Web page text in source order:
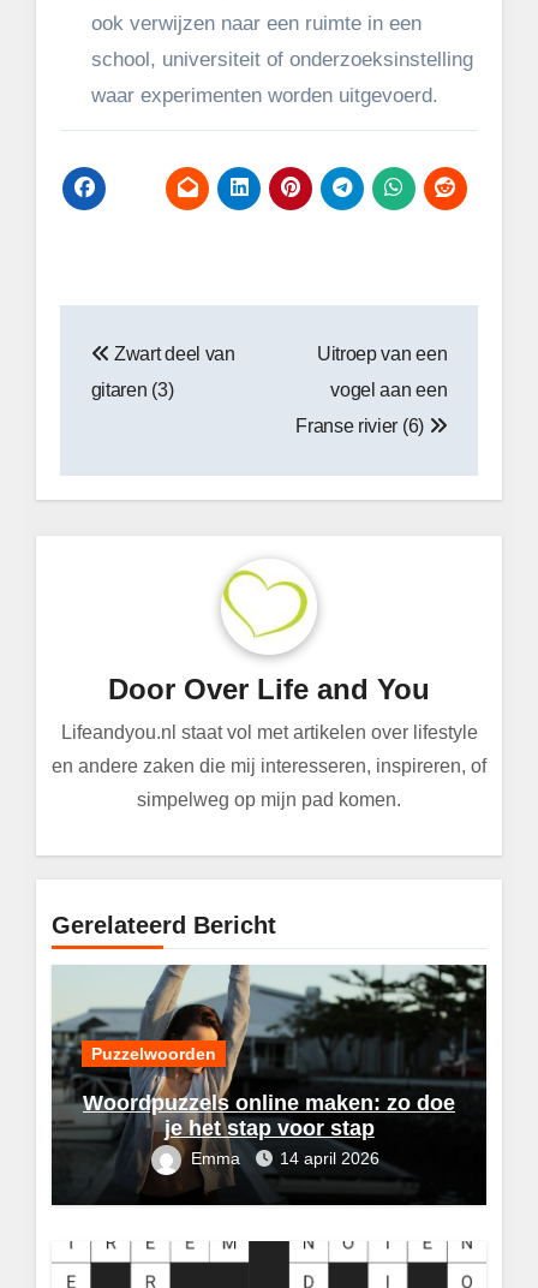
ook verwijzen naar een ruimte in een
school, universiteit of onderzoeksinstelling
waar experimenten worden uitgevoerd.
navigatie
Zwart deel van
gitaren (3)
Uitroep van een
vogel aan een
Franse rivier (6)
Door Over Life and You
Lifeandyou.nl staat vol met artikelen over lifestyle
en andere zaken die mij interesseren, inspireren, of
simpelweg op mijn pad komen.
Gerelateerd Bericht
Puzzelwoorden
Woordpuzzels online maken: zo doe
je het stap voor stap
Emma 14 april 2026